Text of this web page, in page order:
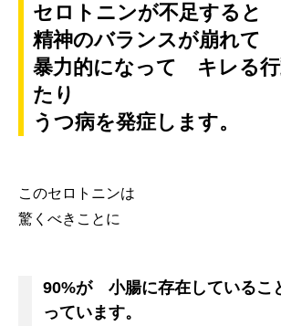
セロトニンが不足すると
精神のバランスが崩れて
暴力的になって キレる行
たり
うつ病を発症します。
このセロトニンは
驚くべきことに
90%が 小腸に存在しているこ
っています。